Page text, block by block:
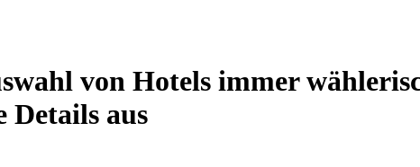
von Hotels immer
Details aus